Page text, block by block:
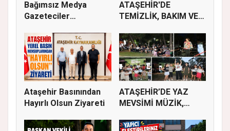
Bağımsız Medya
Gazeteciler
ATAŞEHİR'DE
TEMİZLİK, BAKIM VE
Ataşehir Basınından
Hayırlı Olsun Ziyareti
ATAŞEHİR’DE YAZ
MEVSİMİ MÜZİK,